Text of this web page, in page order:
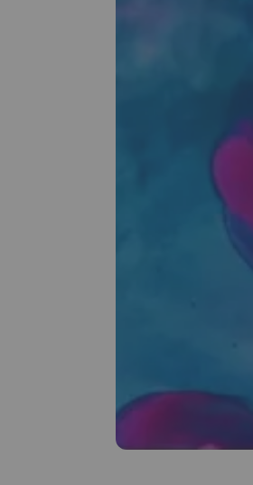
Compatibel verticale weergave